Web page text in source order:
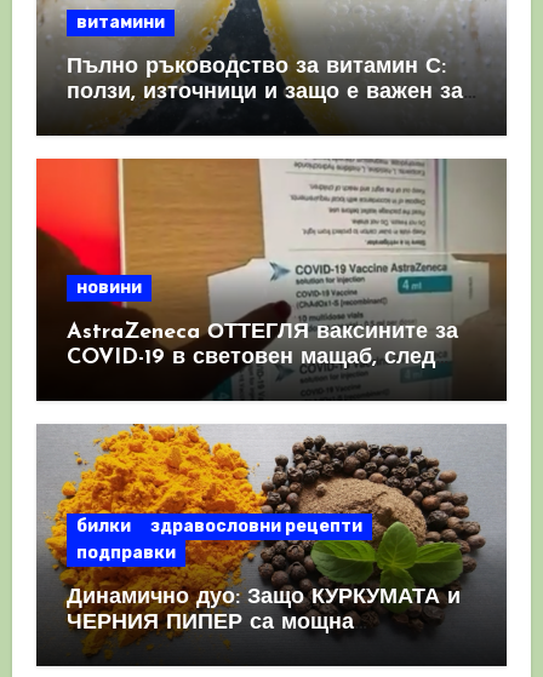
витамини
Пълно ръководство за витамин С:
ползи, източници и защо е важен за
имунната система
новини
AstraZeneca ОТТЕГЛЯ ваксините за
COVID-19 в световен мащаб, след
като призна, че те причиняват
КРЪВНИ съсиреци
билки
здравословни рецепти
подправки
Динамично дуо: Защо КУРКУМАТА и
ЧЕРНИЯ ПИПЕР са мощна
комбинация